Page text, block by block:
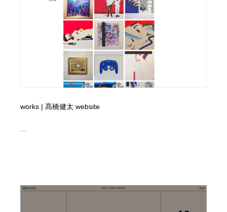
works | 髙橋健太 website
...